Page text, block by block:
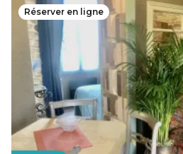
Réserver en ligne